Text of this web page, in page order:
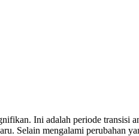
Ini adalah periode transisi
Selain mengalami perubahan